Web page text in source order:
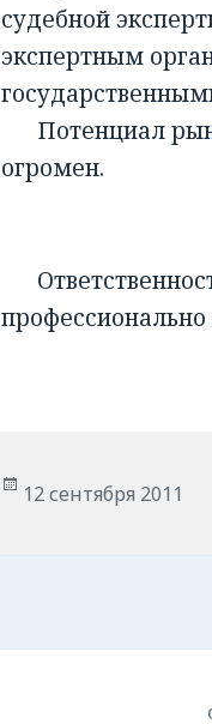
судебной
экспертным
Потенциал
огромен.
Опубликовано
12 сентября 2011